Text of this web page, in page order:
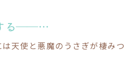
する――…
天使と悪魔のうさぎが棲みつ